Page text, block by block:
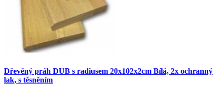
Dřevěný práh DUB s radiusem 20x102x2cm Bílá, 2x ochranný
lak, s těsněním